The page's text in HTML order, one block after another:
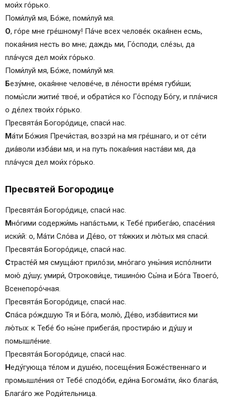
Ирмос:
Припев:
Песнь 3
Седален, глас 6-й
Песнь 4
Икос
Ирмос:
Песнь 8
Ирмос:
Песнь 9
Ирмос:
Молитва
Тропaрь Богородице, глас 4-й
Псалом 50
Канон ко Пресвятой Богородице, глас 8-й
Песнь 1
Ирмос:
Песнь 3
Ирмос:
Тропарь, глас 2-й
Песнь 4
Ирмос:
мои́х го́рько.
Поми́луй мя, Бо́же, поми́луй мя.
О, го́ре мне гре́шному! Па́че всех челове́к окая́нен есмь,
покая́ния несть во мне; даждь ми, Го́споди, сле́зы, да
пла́чуся дел мои́х го́рько.
Поми́луй мя, Бо́же, поми́луй мя.
Безу́мне, окая́нне челове́че, в ле́ности вре́мя губи́ши;
помы́сли житие́ твое́, и обрати́ся ко Го́споду Бо́гу, и пла́чися
о де́лех твои́х го́рько.
Пресвята́я Богоро́дице, спаси́ нас.
Ма́ти Бо́жия Пречи́стая, воззри́ на мя гре́шнаго, и от се́ти
диа́воли изба́ви мя, и на путь покая́ния наста́ви мя, да
пла́чуся дел мои́х го́рько.
Пресвятей Богородице
Пресвята́я Богоро́дице, спаси́ нас.
Мно́гими содержи́мь напáстьми, к Тебе́ прибега́ю, спасе́ния
иски́й: о, Мáти Сло́ва и Де́во, от тя́жких и лю́тых мя спаси́.
Пресвята́я Богоро́дице, спаси́ нас.
Страсте́й мя смущáют прило́зи, мно́гаго уны́ния испо́лнити
мою́ ду́шу; умири́, Отрокови́це, тишино́ю Сы́на и Бо́га Твоего́,
Всенепоро́чная.
Пресвята́я Богоро́дице, спаси́ нас.
Спáса ро́ждшую Тя и Бо́га, молю́, Де́во, избáвитися ми
лю́тых: к Тебе́ бо ны́не прибегáя, простирáю и ду́шу и
помышле́ние.
Пресвята́я Богоро́дице, спаси́ нас.
Неду́гующа те́лом и душе́ю, посеще́ния Боже́ственнаго и
промышле́ния от Тебе́ сподо́би, еди́на Богомáти, я́ко блага́я,
Благáго же Роди́тельница.